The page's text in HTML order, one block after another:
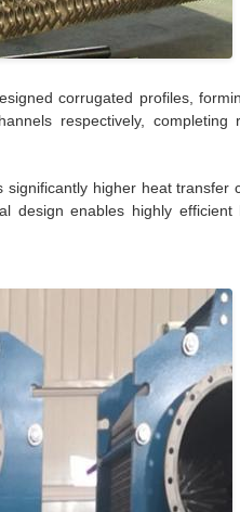
corrugated profiles,
respectively, completing
higher heat transfer
design enables highly